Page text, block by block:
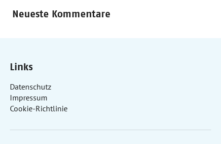
Neueste Kommentare
Links
Datenschutz
Impressum
Cookie-Richtlinie